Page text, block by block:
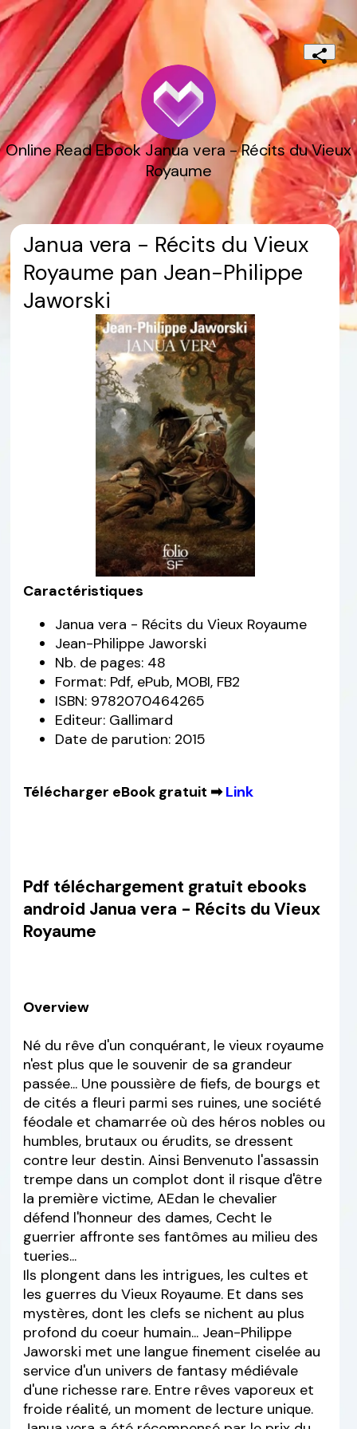
Online Read Ebook Janua vera - Récits du Vieux
Royaume
Janua vera - Récits du Vieux
Royaume pan Jean-Philippe
Jaworski
Caractéristiques
Janua vera - Récits du Vieux Royaume
Jean-Philippe Jaworski
Nb. de pages: 48
Format: Pdf, ePub, MOBI, FB2
ISBN: 9782070464265
Editeur: Gallimard
Date de parution: 2015
Télécharger eBook gratuit ➡Link
Pdf téléchargement gratuit ebooks
android Janua vera - Récits du Vieux
Royaume
Overview
Né du rêve d'un conquérant, le vieux royaume
n'est plus que le souvenir de sa grandeur
passée... Une poussière de fiefs, de bourgs et
de cités a fleuri parmi ses ruines, une société
féodale et chamarrée où des héros nobles ou
humbles, brutaux ou érudits, se dressent
contre leur destin. Ainsi Benvenuto l'assassin
trempe dans un complot dont il risque d'être
la première victime, AEdan le chevalier
défend l'honneur des dames, Cecht le
guerrier affronte ses fantômes au milieu des
tueries...
Ils plongent dans les intrigues, les cultes et
les guerres du Vieux Royaume. Et dans ses
mystères, dont les clefs se nichent au plus
profond du coeur humain... Jean-Philippe
Jaworski met une langue finement ciselée au
service d'un univers de fantasy médiévale
d'une richesse rare. Entre rêves vaporeux et
froide réalité, un moment de lecture unique.